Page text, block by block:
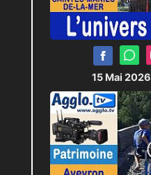
15 Mai 2026